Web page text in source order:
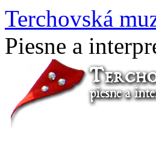
Terchovská
Piesne a